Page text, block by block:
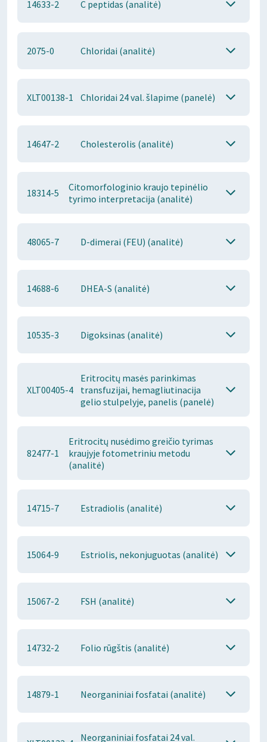
14633-2 C peptidas (analitė)
2075-0 Chloridai (analitė)
XLT00138-1 Chloridai 24 val. šlapime (panelė)
14647-2 Cholesterolis (analitė)
18314-5
Citomorfologinio kraujo tepinėlio
tyrimo interpretacija (analitė)
48065-7 D-dimerai (FEU) (analitė)
14688-6 DHEA-S (analitė)
10535-3 Digoksinas (analitė)
XLT00405-4
Eritrocitų masės parinkimas
transfuzijai, hemagliutinacija
gelio stulpelyje, panelis (panelė)
82477-1
Eritrocitų nusėdimo greičio tyrimas
kraujyje fotometriniu metodu
(analitė)
14715-7 Estradiolis (analitė)
15064-9 Estriolis, nekonjuguotas (analitė)
15067-2 FSH (analitė)
14732-2 Folio rūgštis (analitė)
14879-1 Neorganiniai fosfatai (analitė)
Neorganiniai fosfatai 24 val.